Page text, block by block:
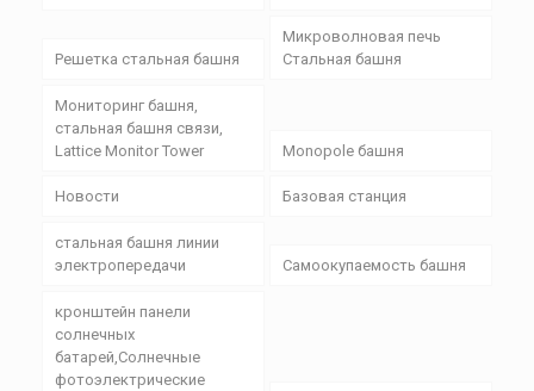
Решетка стальная башня
Микроволновая печь
Стальная башня
Мониторинг башня,
стальная башня связи,
Lattice Monitor Tower
Monopole башня
Новости Базовая станция
стальная башня линии
электропередачи
Самоокупаемость башня
кронштейн панели
солнечных
батарей,Солнечные
фотоэлектрические